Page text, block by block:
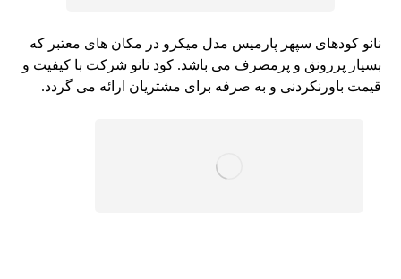
نانو کودهای سپهر پارمیس مدل میکرو در مکان های معتبر که
بسیار پررونق و پرمصرف می باشد. کود نانو شرکت با کیفیت و
قیمت باورنکردنی و به صرفه برای مشتریان ارائه می گردد.